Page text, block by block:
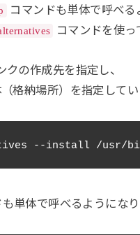
コマンドも単体で呼べる
コマンドを使っ
クの作成先を指定し、
格納場所）を指定してい
単体で呼べるようになり